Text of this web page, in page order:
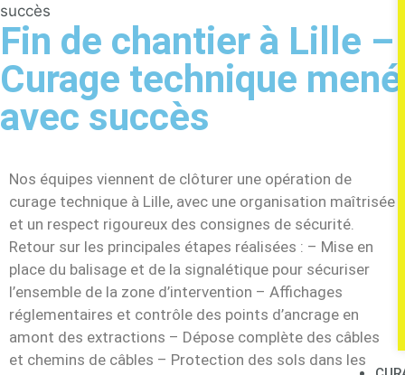
succès
Fin de chantier à Lille –
Curage technique mené
avec succès
Nos équipes viennent de clôturer une opération de
curage technique à Lille, avec une organisation maîtrisée
et un respect rigoureux des consignes de sécurité.
Retour sur les principales étapes réalisées : – Mise en
place du balisage et de la signalétique pour sécuriser
l’ensemble de la zone d’intervention – Affichages
réglementaires et contrôle des points d’ancrage en
amont des extractions – Dépose complète des câbles
et chemins de câbles – Protection des sols dans les